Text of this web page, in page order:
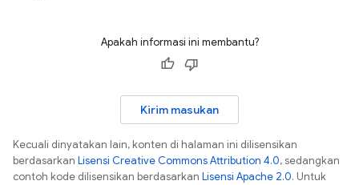
Apakah informasi ini membantu?
Kirim masukan
Kecuali dinyatakan lain, konten di halaman ini dilisensikan
berdasarkan Lisensi Creative Commons Attribution 4.0, sedangkan
contoh kode dilisensikan berdasarkan Lisensi Apache 2.0. Untuk